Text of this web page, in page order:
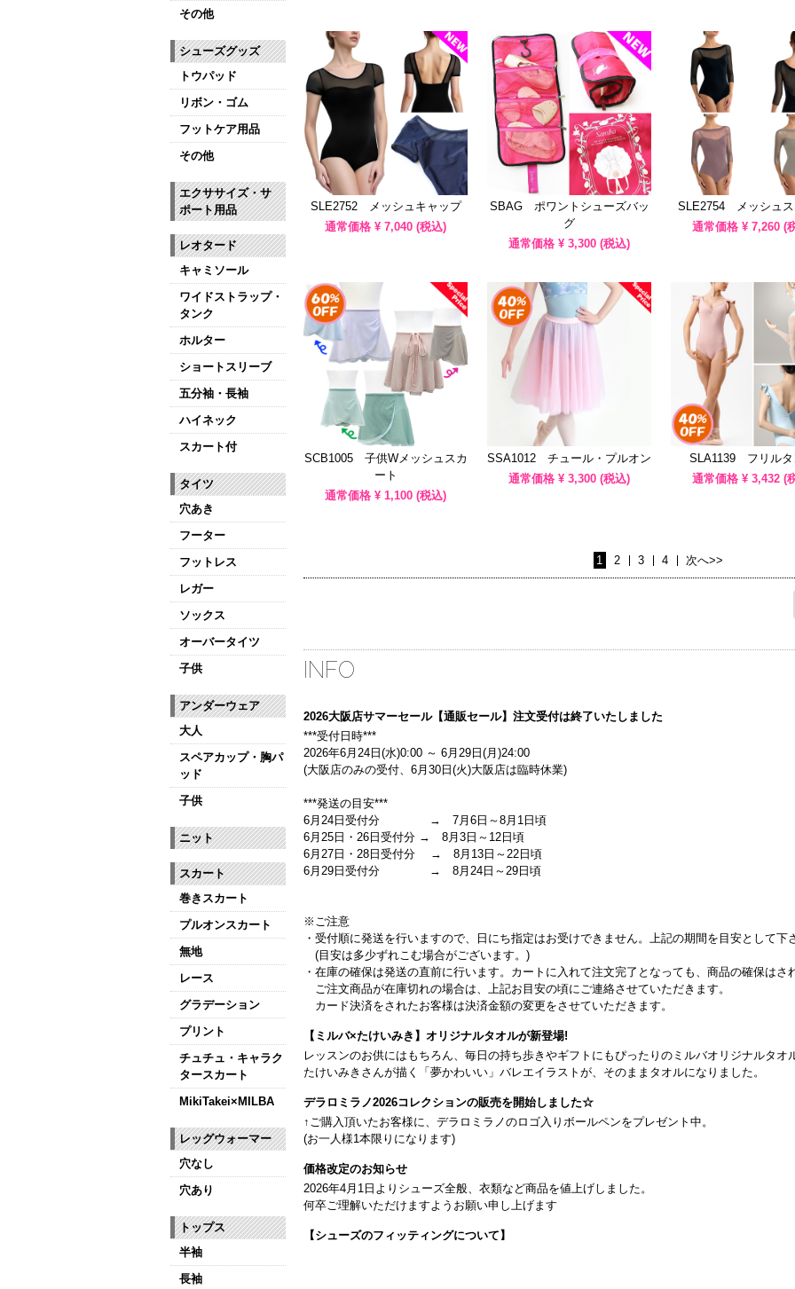
SLE2752 メッシュキャップ
通常価格 ¥ 7,040 (税込)
SBAG ポワントシューズバッ
グ
通常価格 ¥ 3,300 (税込)
SLE2754 メッシュス
通常価格 ¥ 7,260 (
SCB1005 子供Wメッシュスカ
ート
通常価格 ¥ 1,100 (税込)
SSA1012 チュール・プルオン
通常価格 ¥ 3,300 (税込)
SLA1139 フリルタ
通常価格 ¥ 3,432 (
1 2 3 4 次へ>>
INFO
2026大阪店サマーセール【通販セール】注文受付は終了いたしました
***受付日時***
2026年6月24日(水)0:00 ～ 6月29日(月)24:00
(大阪店のみの受付、6月30日(火)大阪店は臨時休業)
***発送の目安***
6月24日受付分 → 7月6日～8月1日頃
6月25日・26日受付分 → 8月3日～12日頃
6月27日・28日受付分 → 8月13日～22日頃
6月29日受付分 → 8月24日～29日頃
※ご注意
・受付順に発送を行いますので、日にち指定はお受けできません。上記の期間を目安として下
(目安は多少ずれこむ場合がございます。)
・在庫の確保は発送の直前に行います。カートに入れて注文完了となっても、商品の確保はさ
ご注文商品が在庫切れの場合は、上記お目安の頃にご連絡させていただきます。
カード決済をされたお客様は決済金額の変更をさせていただきます。
【ミルバ×たけいみき】オリジナルタオルが新登場!
レッスンのお供にはもちろん、毎日の持ち歩きやギフトにもぴったりのミルバオリジナルタオ
たけいみきさんが描く「夢かわいい」バレエイラストが、そのままタオルになりました。
デラロミラノ2026コレクションの販売を開始しました☆
↑ご購入頂いたお客様に、デラロミラノのロゴ入りボールペンをプレゼント中。
(お一人様1本限りになります)
価格改定のお知らせ
2026年4月1日よりシューズ全般、衣類など商品を値上げしました。
何卒ご理解いただけますようお願い申し上げます
【シューズのフィッティングについて】
その他
シューズグッズ
トウパッド
リボン・ゴム
フットケア用品
その他
エクササイズ・サ
ポート用品
レオタード
キャミソール
ワイドストラップ・
タンク
ホルター
ショートスリーブ
五分袖・長袖
ハイネック
スカート付
タイツ
穴あき
フーター
フットレス
レガー
ソックス
オーバータイツ
子供
アンダーウェア
大人
スペアカップ・胸パ
ッド
子供
ニット
スカート
巻きスカート
プルオンスカート
無地
レース
グラデーション
プリント
チュチュ・キャラク
タースカート
MikiTakei×MILBA
レッグウォーマー
穴なし
穴あり
トップス
半袖
長袖